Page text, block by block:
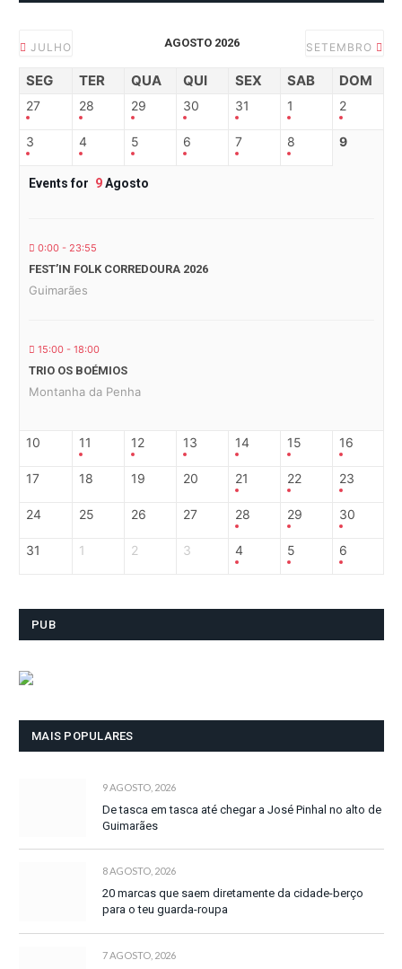
JULHO AGOSTO 2026 SETEMBRO
SEG TER QUA QUI SEX SAB DOM
27 28 29 30 31 1 2
3 4 5 6 7 8 9
Events for 9Agosto
0:00 - 23:55
FEST’IN FOLK CORREDOURA 2026
Guimarães
15:00 - 18:00
TRIO OS BOÉMIOS
Montanha da Penha
10 11 12 13 14 15 16
17 18 19 20 21 22 23
24 25 26 27 28 29 30
31 1 2 3 4 5 6
PUB
MAIS POPULARES
9 AGOSTO, 2026
De tasca em tasca até chegar a José Pinhal no alto de
Guimarães
8 AGOSTO, 2026
20 marcas que saem diretamente da cidade-berço
para o teu guarda-roupa
7 AGOSTO, 2026